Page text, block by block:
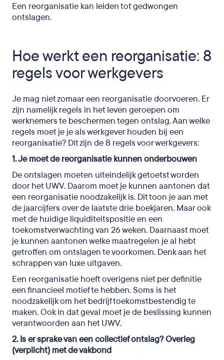
Een reorganisatie kan leiden tot gedwongen
ontslagen.
Hoe werkt een reorganisatie: 8
regels voor werkgevers
Je mag niet zomaar een reorganisatie doorvoeren. Er
zijn namelijk regels in het leven geroepen om
werknemers te beschermen tegen ontslag. Aan welke
regels moet je je als werkgever houden bij een
reorganisatie? Dit zijn de 8 regels voor werkgevers:
1. Je moet de reorganisatie kunnen onderbouwen
De ontslagen moeten uiteindelijk getoetst worden
door het UWV. Daarom moet je kunnen aantonen dat
een reorganisatie noodzakelijk is. Dit toon je aan met
de jaarcijfers over de laatste drie boekjaren. Maar ook
met de huidige liquiditeitspositie en een
toekomstverwachting van 26 weken. Daarnaast moet
je kunnen aantonen welke maatregelen je al hebt
getroffen om ontslagen te voorkomen. Denk aan het
schrappen van luxe uitgaven.
Een reorganisatie hoeft overigens niet per definitie
een financieel motief te hebben. Soms is het
noodzakelijk om het bedrijf toekomstbestendig te
maken. Ook in dat geval moet je de beslissing kunnen
verantwoorden aan het UWV.
2. Is er sprake van een collectief ontslag? Overleg
(verplicht) met de vakbond